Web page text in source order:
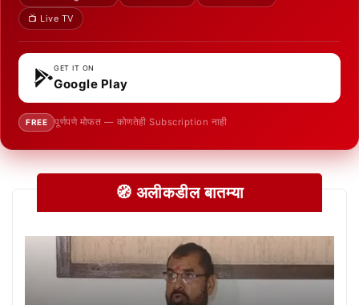
📺 Live TV
GET IT ON
Google Play
FREE पूर्णपणे मोफत — कोणतेही Subscription नाही
🧭 अलीकडील बातम्या